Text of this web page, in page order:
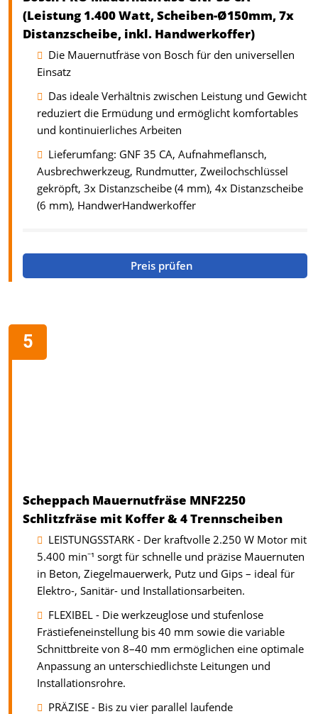
(Leistung 1.400 Watt, Scheiben-Ø150mm, 7x
Distanzscheibe, inkl. Handwerkoffer)
Die Mauernutfräse von Bosch für den universellen
Einsatz
Das ideale Verhältnis zwischen Leistung und Gewicht
reduziert die Ermüdung und ermöglicht komfortables
und kontinuierliches Arbeiten
Lieferumfang: GNF 35 CA, Aufnahmeflansch,
Ausbrechwerkzeug, Rundmutter, Zweilochschlüssel
gekröpft, 3x Distanzscheibe (4 mm), 4x Distanzscheibe
(6 mm), HandwerHandwerkoffer
Preis prüfen
Scheppach Mauernutfräse MNF2250
Schlitzfräse mit Koffer & 4 Trennscheiben
LEISTUNGSSTARK - Der kraftvolle 2.250 W Motor mit
5.400 min⁻¹ sorgt für schnelle und präzise Mauernuten
in Beton, Ziegelmauerwerk, Putz und Gips – ideal für
Elektro-, Sanitär- und Installationsarbeiten.
FLEXIBEL - Die werkzeuglose und stufenlose
Frästiefeneinstellung bis 40 mm sowie die variable
Schnittbreite von 8–40 mm ermöglichen eine optimale
Anpassung an unterschiedlichste Leitungen und
Installationsrohre.
PRÄZISE - Bis zu vier parallel laufende